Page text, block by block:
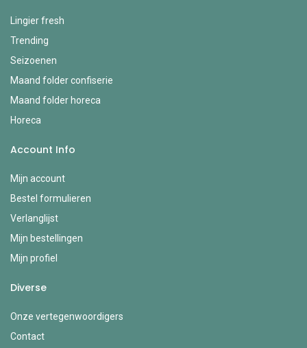
Lingier fresh
Trending
Seizoenen
Maand folder confiserie
Maand folder horeca
Horeca
Account Info
Mijn account
Bestel formulieren
Verlanglijst
Mijn bestellingen
Mijn profiel
Diverse
Onze vertegenwoordigers
Contact